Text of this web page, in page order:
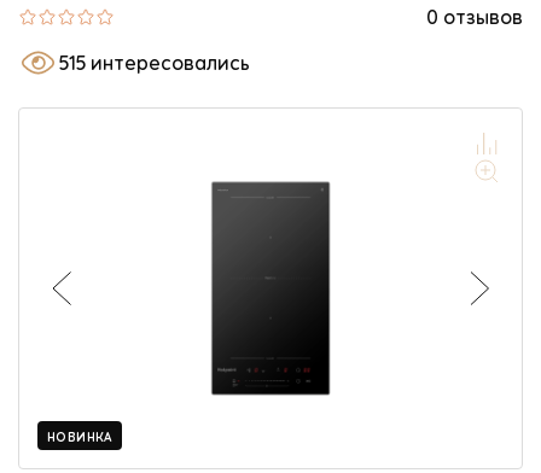
Варочные панели
Духовые шкафы
Малая бытовая техника
О Hotpoint
Журнал
0 отзывов
515 интересовались
НОВИНКА